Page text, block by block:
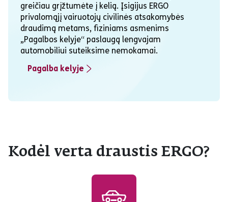
greičiau grįžtumėte į kelią. Įsigijus ERGO
privalomąjį vairuotojų civilinės atsakomybės
draudimą metams, fiziniams asmenims
„Pagalbos kelyje“ paslaugą lengvajam
automobiliui suteiksime nemokamai.
Pagalba kelyje
Kodėl verta draustis ERGO?